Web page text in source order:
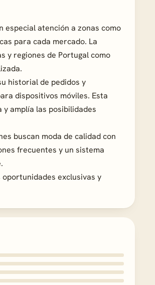
atención a zonas como
para cada mercado. La
y regiones de Portugal como
historial de pedidos y
dispositivos móviles. Esta
amplía las posibilidades
buscan moda de calidad con
frecuentes y un sistema
exclusivas y